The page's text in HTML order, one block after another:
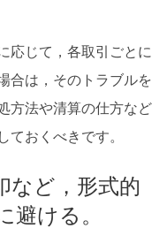
応じて，各取引ごとに
合は，そのトラブルを
方法や清算の仕方など
ておくべきです。
など，形式的
避ける。